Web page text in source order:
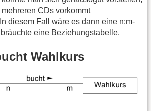
CDs vorkommt
diesem Fall wäre es dann eine n:m-
eine Beziehungstabelle.
Wahlkurs